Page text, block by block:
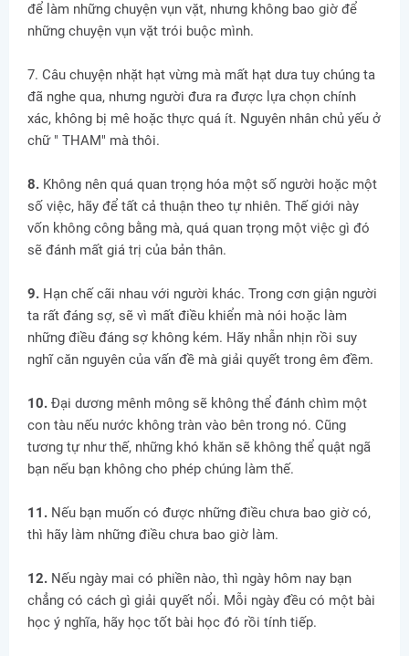
để làm những chuyện vụn vặt, nhưng không bao giờ để
những chuyện vụn vặt trói buộc mình.
7. Câu chuyện nhặt hạt vừng mà mất hạt dưa tuy chúng ta
đã nghe qua, nhưng người đưa ra được lựa chọn chính
xác, không bị mê hoặc thực quá ít. Nguyên nhân chủ yếu ở
chữ " THAM" mà thôi.
8. Không nên quá quan trọng hóa một số người hoặc một
số việc, hãy để tất cả thuận theo tự nhiên. Thế giới này
vốn không công bằng mà, quá quan trọng một việc gì đó
sẽ đánh mất giá trị của bản thân.
9. Hạn chế cãi nhau với người khác. Trong cơn giận người
ta rất đáng sợ, sẽ vì mất điều khiển mà nói hoặc làm
những điều đáng sợ không kém. Hãy nhẫn nhịn rồi suy
nghĩ căn nguyên của vấn đề mà giải quyết trong êm đềm.
10. Đại dương mênh mông sẽ không thể đánh chìm một
con tàu nếu nước không tràn vào bên trong nó. Cũng
tương tự như thế, những khó khăn sẽ không thể quật ngã
bạn nếu bạn không cho phép chúng làm thế.
11. Nếu bạn muốn có được những điều chưa bao giờ có,
thì hãy làm những điều chưa bao giờ làm.
12. Nếu ngày mai có phiền nào, thì ngày hôm nay bạn
chẳng có cách gì giải quyết nổi. Mỗi ngày đều có một bài
học ý nghĩa, hãy học tốt bài học đó rồi tính tiếp.